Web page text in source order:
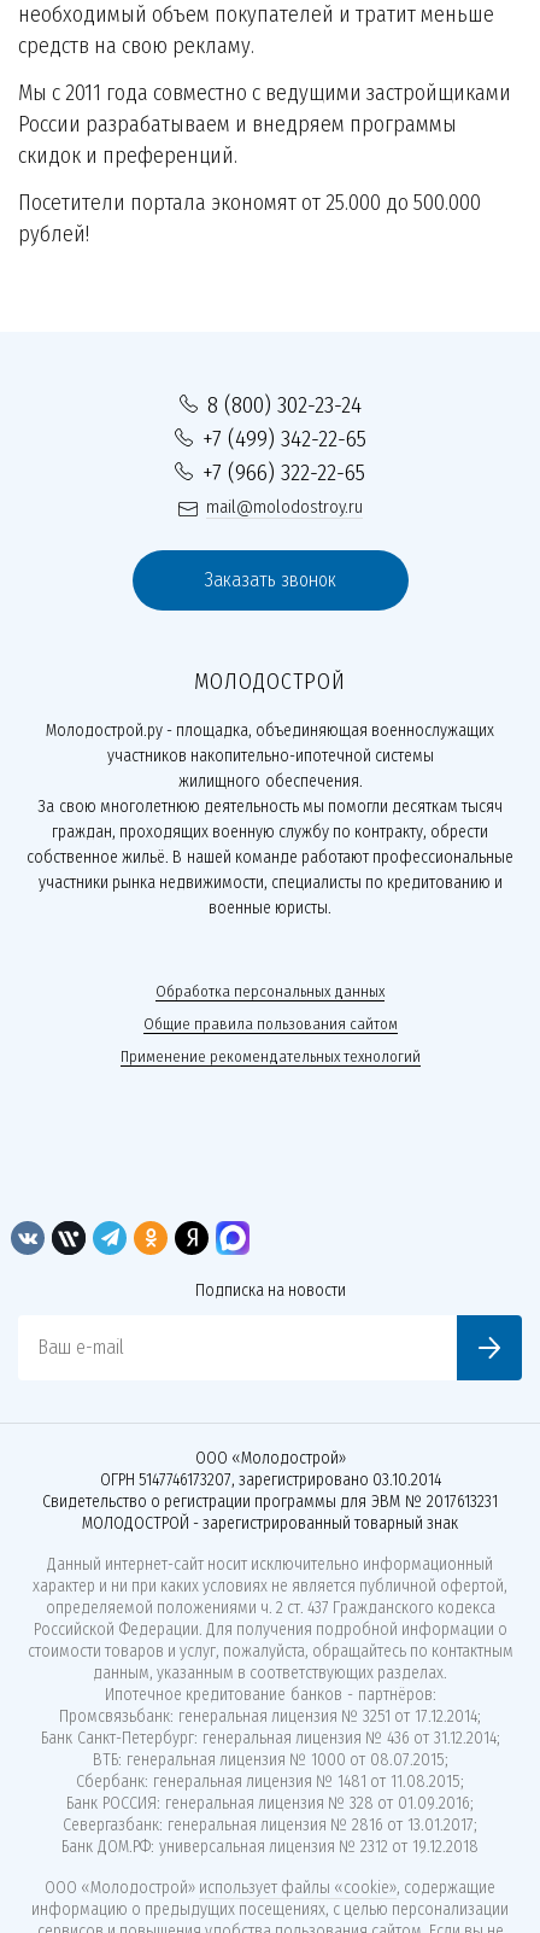
необходимый объем покупателей и тратит меньше
средств на свою рекламу.
Мы с 2011 года совместно с ведущими застройщиками
России разрабатываем и внедряем программы
скидок и преференций.
Посетители портала экономят от 25.000 до 500.000
рублей!
8 (800) 302-23-24
+7 (499) 342-22-65
+7 (966) 322-22-65
mail@molodostroy.ru
Заказать звонок
МОЛОДОСТРОЙ
Молодострой.ру - площадка, объединяющая военнослужащих
участников накопительно-ипотечной системы
жилищного обеспечения.
За свою многолетнюю деятельность мы помогли десяткам тысяч
граждан, проходящих военную службу по контракту, обрести
собственное жильё. В нашей команде работают профессиональные
участники рынка недвижимости, специалисты по кредитованию и
военные юристы.
Обработка персональных данных
Общие правила пользования сайтом
Применение рекомендательных технологий
Подписка на новости
Ваш e-mail
ООО «Молодострой»
ОГРН 5147746173207, зарегистрировано 03.10.2014
Свидетельство о регистрации программы для ЭВМ № 2017613231
МОЛОДОСТРОЙ - зарегистрированный товарный знак
Данный интернет-сайт носит исключительно информационный
характер и ни при каких условиях не является публичной офертой,
определяемой положениями ч. 2 ст. 437 Гражданского кодекса
Российской Федерации. Для получения подробной информации о
стоимости товаров и услуг, пожалуйста, обращайтесь по контактным
данным, указанным в соответствующих разделах.
Ипотечное кредитование банков - партнёров:
Промсвязьбанк: генеральная лицензия № 3251 от 17.12.2014;
Банк Санкт-Петербург: генеральная лицензия № 436 от 31.12.2014;
ВТБ: генеральная лицензия № 1000 от 08.07.2015;
Сбербанк: генеральная лицензия № 1481 от 11.08.2015;
Банк РОССИЯ: генеральная лицензия № 328 от 01.09.2016;
Севергазбанк: генеральная лицензия № 2816 от 13.01.2017;
Банк ДОМ.РФ: универсальная лицензия № 2312 от 19.12.2018
ООО «Молодострой» использует файлы «cookie», содержащие
информацию о предыдущих посещениях, с целью персонализации